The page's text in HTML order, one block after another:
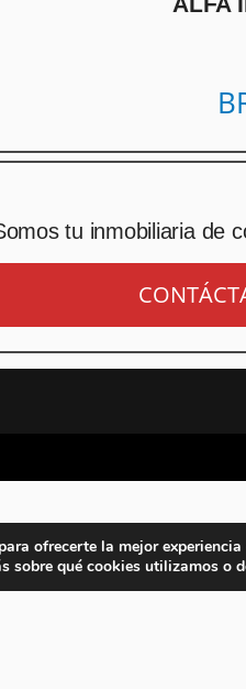
tu inmobiliaria de
ofrecerte la mejor
sobre qué cookies utilizamos o